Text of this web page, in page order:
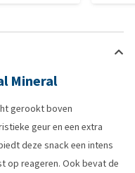
Mineral
gerookt boven
geur en een extra
deze snack een intens
op reageren. Ook bevat de